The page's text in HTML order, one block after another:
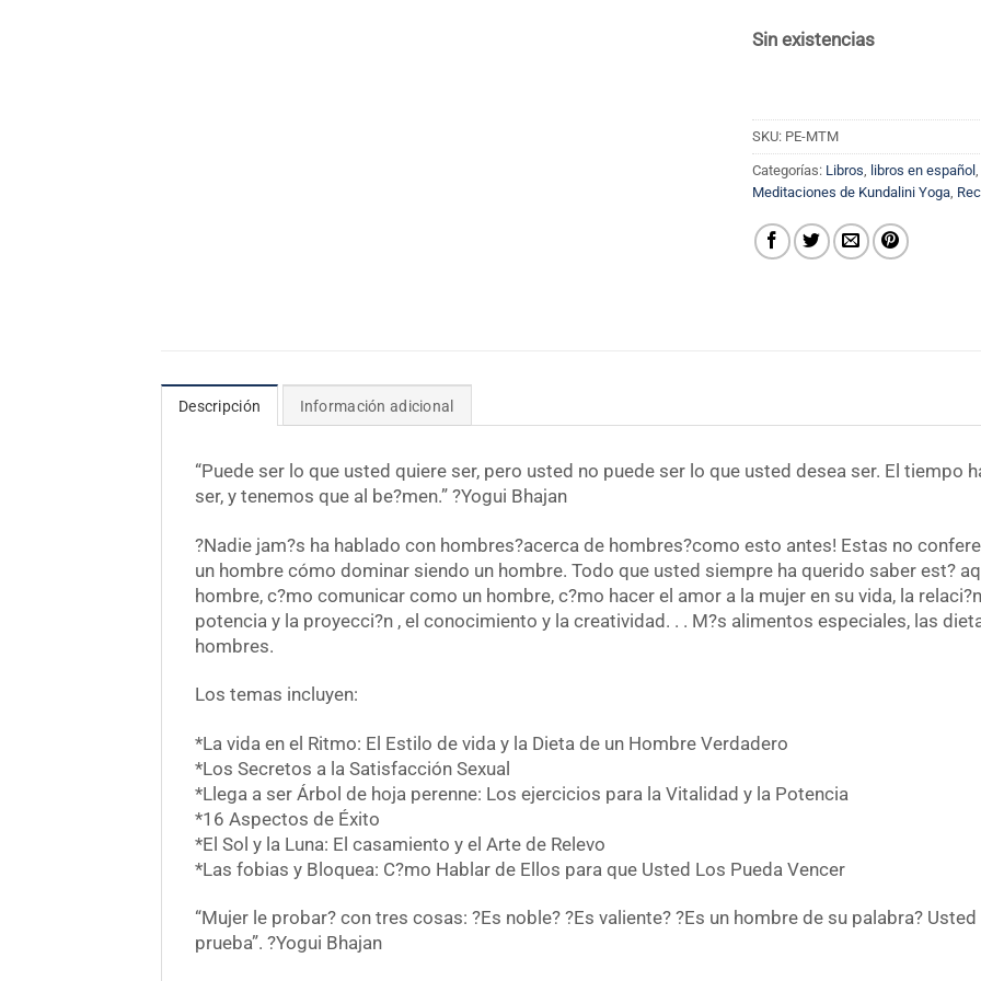
Sin existencias
SKU: PE-MTM
Categorías: Libros, libros en español ,
Meditaciones de Kundalini Yoga,
Descripción Información adicional
“Puede ser lo que usted quiere ser, pero usted no puede ser lo que usted desea ser. El tiempo
ser, y tenemos que al be?men.” ?Yogui Bhajan
?Nadie jam?s ha hablado con hombres?acerca de hombres?como esto antes! Estas no
un hombre cómo dominar siendo un hombre. Todo que usted siempre ha querido saber est?
hombre, c?mo comunicar como un hombre, c?mo hacer el amor a la mujer en su vida, la
potencia y la proyecci?n , el conocimiento y la creatividad. . . M?s alimentos especiales, las
hombres.
Los temas incluyen:
*La vida en el Ritmo: El Estilo de vida y la Dieta de un Hombre Verdadero
*Los Secretos a la Satisfacción Sexual
*Llega a ser Árbol de hoja perenne: Los ejercicios para la Vitalidad y la Potencia
*16 Aspectos de Éxito
*El Sol y la Luna: El casamiento y el Arte de Relevo
*Las fobias y Bloquea: C?mo Hablar de Ellos para que Usted Los Pueda Vencer
“Mujer le probar? con tres cosas: ?Es noble? ?Es valiente? ?Es un hombre de su palabra?
prueba”. ?Yogui Bhajan